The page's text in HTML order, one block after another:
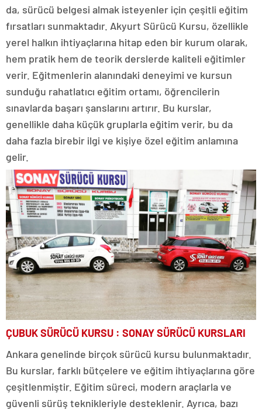
da, sürücü belgesi almak isteyenler için çeşitli eğitim
fırsatları sunmaktadır. Akyurt Sürücü Kursu, özellikle
yerel halkın ihtiyaçlarına hitap eden bir kurum olarak,
hem pratik hem de teorik derslerde kaliteli eğitimler
verir. Eğitmenlerin alanındaki deneyimi ve kursun
sunduğu rahatlatıcı eğitim ortamı, öğrencilerin
sınavlarda başarı şanslarını artırır. Bu kurslar,
genellikle daha küçük gruplarla eğitim verir, bu da
daha fazla birebir ilgi ve kişiye özel eğitim anlamına
gelir.
ÇUBUK SÜRÜCÜ KURSU : SONAY SÜRÜCÜ KURSLARI
Ankara genelinde birçok sürücü kursu bulunmaktadır.
Bu kurslar, farklı bütçelere ve eğitim ihtiyaçlarına göre
çeşitlenmiştir. Eğitim süreci, modern araçlarla ve
güvenli sürüş teknikleriyle desteklenir. Ayrıca, bazı